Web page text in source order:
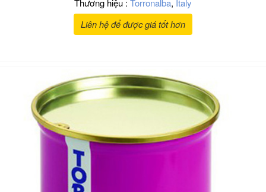
Thương hiệu : Torronalba, Italy
Liên hệ để được giá tốt hơn